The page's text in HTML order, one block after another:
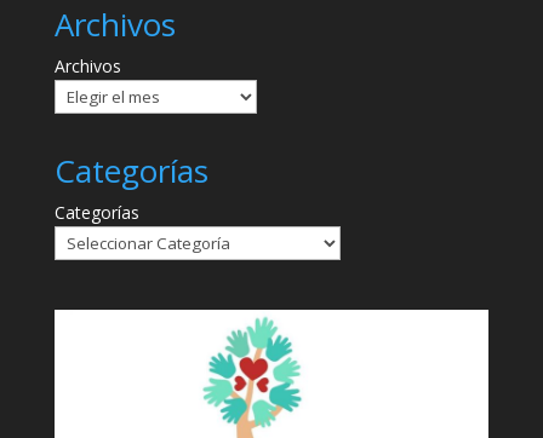
Archivos
Archivos
Categorías
Categorías